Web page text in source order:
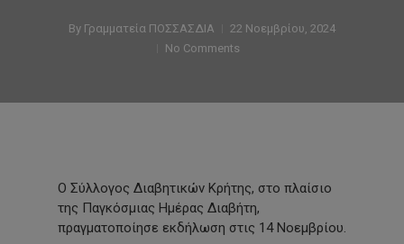
By Γραμματεία ΠΟΣΣΑΣΔΙΑ
22 Νοεμβρίου, 2024
No Comments
Ο Σύλλογος Διαβητικών Κρήτης, στο πλαίσιο
της Παγκόσμιας Ημέρας Διαβήτη,
πραγματοποίησε εκδήλωση στις 14 Νοεμβρίου.